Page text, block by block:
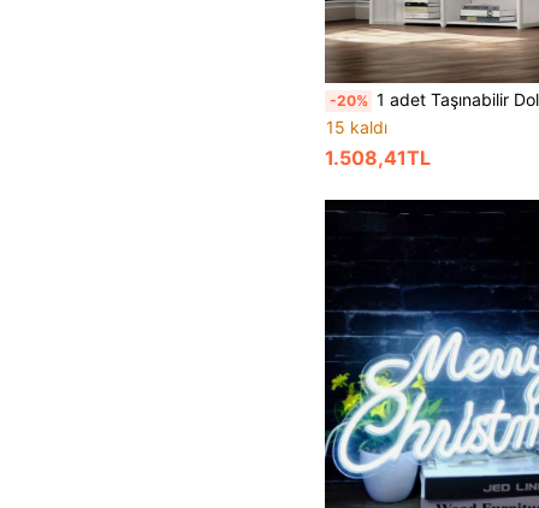
-20% 1 adet Taşınabilir Dolap, Çok Fonksiyonlu Küp Kitaplık Gardırop, 31,5"X15,7" Ayakta Durabilen Perdeli Giysi Düzenleyici, Yatak Odası, Oturma Odası, Mutfak,
15 kaldı
1.508,41TL